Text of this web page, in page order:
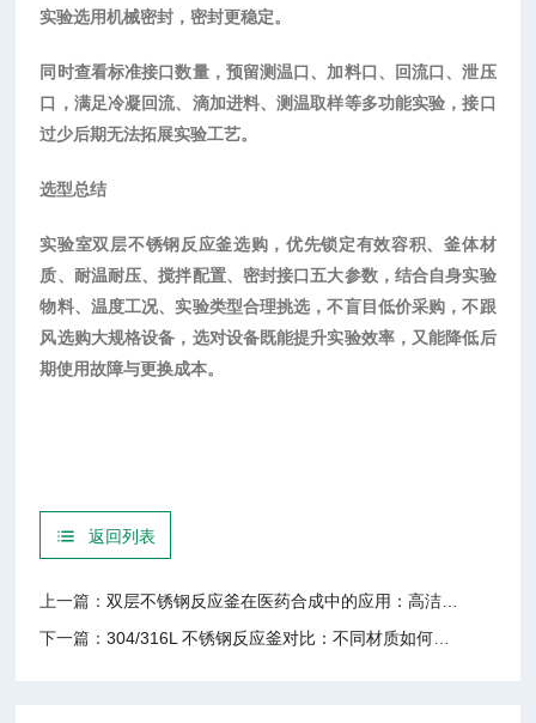
实验选用机械密封，密封更稳定。
同时查看标准接口数量，预留测温口、加料口、回流口、泄压
口，满足冷凝回流、滴加进料、测温取样等多功能实验，接口
过少后期无法拓展实验工艺。
选型总结
实验室双层不锈钢反应釜选购，优先锁定有效容积、釜体材
质、耐温耐压、搅拌配置、密封接口五大参数，结合自身实验
物料、温度工况、实验类型合理挑选，不盲目低价采购，不跟
风选购大规格设备，选对设备既能提升实验效率，又能降低后
期使用故障与更换成本。
返回列表
上一篇：双层不锈钢反应釜在医药合成中的应用：高洁净度与耐腐蚀的优势
下一篇：304/316L 不锈钢反应釜对比：不同材质如何适配化工与医药工艺